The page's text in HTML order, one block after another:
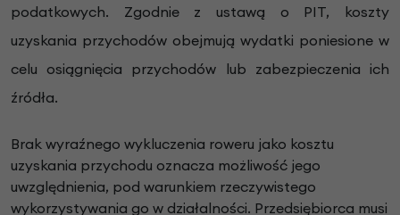
podatkowych. Zgodnie z ustawą o PIT, koszty
uzyskania przychodów obejmują wydatki poniesione w
celu osiągnięcia przychodów lub zabezpieczenia ich
źródła.
Brak wyraźnego wykluczenia roweru jako kosztu
uzyskania przychodu oznacza możliwość jego
uwzględnienia, pod warunkiem rzeczywistego
wykorzystywania go w działalności. Przedsiębiorca musi